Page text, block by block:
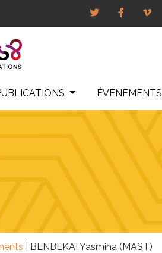
ÉVÉNEMENTS
BENBEKAI Yasmina (MAST)